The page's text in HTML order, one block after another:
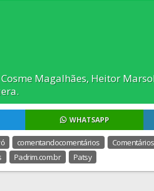
Magalhães, Heitor
WHATSAPP
comentandocomentários Comentários
Padrim.com.br Patsy